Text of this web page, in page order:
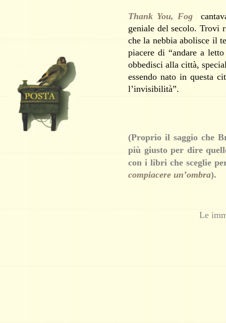
Thank You, Fog
geniale del secolo. Trovi
che la nebbia abolisce il
piacere di “andare a
obbedisci alla città,
essendo nato in questa
l’invisibilità”.
(Proprio il saggio che
più giusto per dire
con i libri che sceglie
compiacere un’ombra).
Le